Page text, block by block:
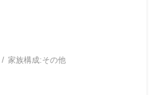
家族構成:その他